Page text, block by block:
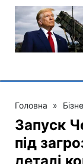
Головна »
Запуск
під
деталі